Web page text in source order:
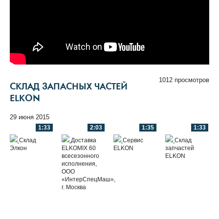
1012 просмотров
СКЛАД ЗАПАСНЫХ ЧАСТЕЙ
ELKON
29 июня 2015
1:33
Склад
Элкон
2:03
Доставка
ELKOMIX 60
всесезонного
исполнения,
ООО
«ИнтерСпецМаш»,
г. Москва
1:35
Сервис
ELKON
1:33
Склад
запчастей
ELKON